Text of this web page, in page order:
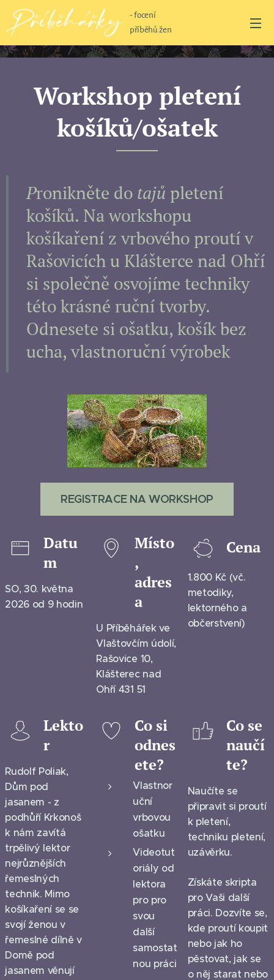
- focení
příběhů žen
Workshop pletení
košíků/ošatek
Pronikněte do tajů pletení
košíků. Na workshopu
košíkaření z vrbového proutí v
Rašovicích u Klášterce nad Ohří
si společně osvojíme techniky
této krásné ruční tvorby.
Odnesete si ošatku, košík bez
ucha, vlastnoruční výrobek ♥
REGISTRACE NA WORKSHOP
Datu
m
SO, 30. května
2026 od 9 hodin
Místo
,
adres
a
U Příběhářek ve
Vlaštovčím údolí,
Rašovice 10,
Klášterec nad
Ohří 431 51
Cena
1.800 Kč (vč.
metodiky,
lektorného a
občerstvení)
Lekto
r
Rudolf Poliak,
Dům pod
jasanem - z
podhůří Krkonoš
k nám zavítá
trpělivý lektor
nejrůznějších
řemeslných
technik. Mimo
košíkaření se se
svojí ženou v
řemeslné dílně v
Domě pod
jasanem věnují
Co si
odnes
ete?
Vlastnor
uční
vrbovou
ošatku
Videotut
oriály od
lektora
pro pro
svou
další
samostat
nou práci
Co se
naučí
te?
Naučíte se
připravit si proutí
k pletení,
techniku pletení,
uzávěrku.
Získáte skripta
pro Vaši další
práci. Dozvíte se,
kde proutí koupit
nebo jak ho
pěstovat, jak se
o něj starat nebo